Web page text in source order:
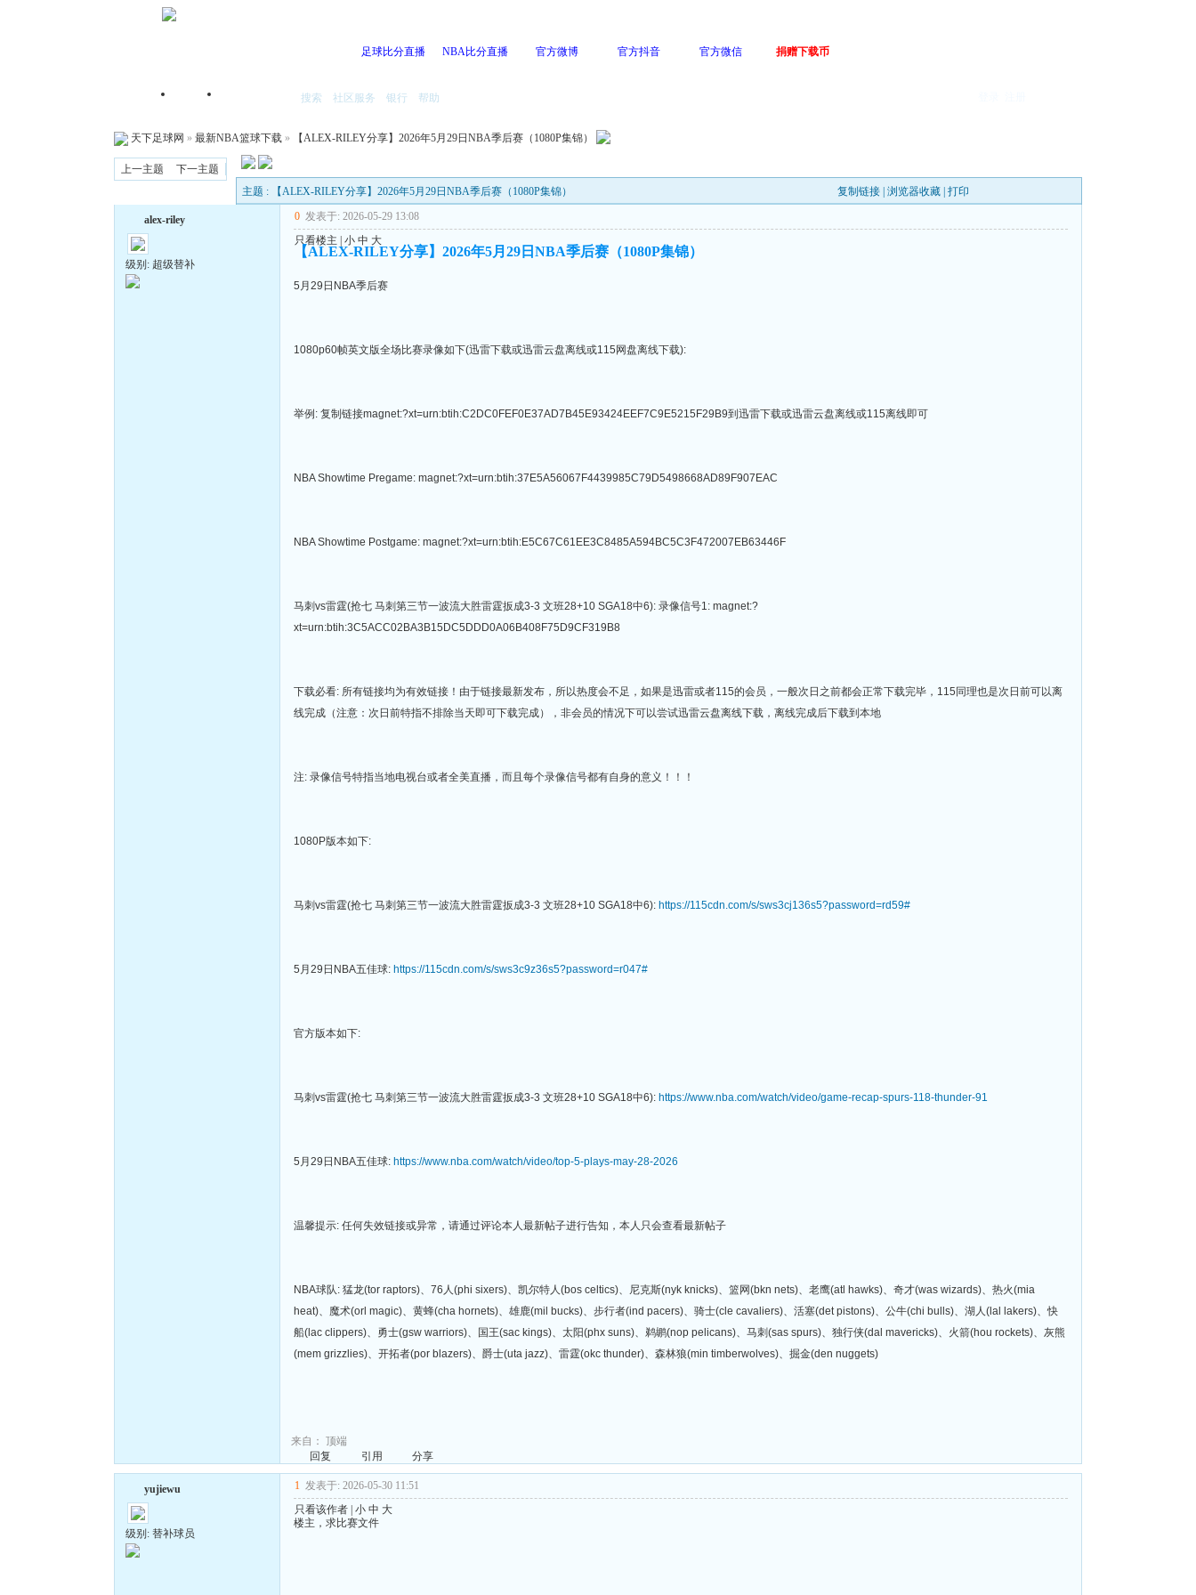
足球比分直播 NBA比分直播 官方微博 官方抖音 官方微信 捐赠下载币
首页 搜索 社区服务 银行 帮助
天下足球网 » 最新NBA篮球下载 » 【ALEX-RILEY分享】2026年5月29日NBA季后赛（1080P集锦）
上一主题
下一主题
主题 : 【ALEX-RILEY分享】2026年5月29日NBA季后赛（1080P集锦）
复制链接| 浏览器收藏| 打印
alex-riley
级别: 超级替补
0 发表于: 2026-05-29 13:08
只看楼主
小 中 大
【ALEX-RILEY分享】2026年5月29日NBA季后赛（1080P集锦）
5月29日NBA季后赛
1080p60帧英文版全场比赛录像如下(迅雷下载或迅雷云盘离线或115网盘离线下载):
举例: 复制链接magnet:?xt=urn:btih:C2DC0FEF0E37AD7B45E93424EEF7C9E5215F29B9到迅雷下载或迅雷云盘离线或115离线即可
NBA Showtime Pregame: magnet:?xt=urn:btih:37E5A56067F4439985C79D5498668AD89F907EAC
NBA Showtime Postgame: magnet:?xt=urn:btih:E5C67C61EE3C8485A594BC5C3F472007EB63446F
马刺vs雷霆(抢七 马刺第三节一波流大胜雷霆扳成3-3 文班28+10 SGA18中6): 录像信号1: magnet:?
xt=urn:btih:3C5ACC02BA3B15DC5DDD0A06B408F75D9CF319B8
下载必看: 所有链接均为有效链接！由于链接最新发布，所以热度会不足，如果是迅雷或者115的会员，一般次日之前都会正常下载完毕，115同理也是次日前可以离
线完成（注意：次日前特指不排除当天即可下载完成），非会员的情况下可以尝试迅雷云盘离线下载，离线完成后下载到本地
注: 录像信号特指当地电视台或者全美直播，而且每个录像信号都有自身的意义！！！
1080P版本如下:
马刺vs雷霆(抢七 马刺第三节一波流大胜雷霆扳成3-3 文班28+10 SGA18中6): https://115cdn.com/s/sws3cj136s5?password=rd59#
5月29日NBA五佳球: https://115cdn.com/s/sws3c9z36s5?password=r047#
官方版本如下:
马刺vs雷霆(抢七 马刺第三节一波流大胜雷霆扳成3-3 文班28+10 SGA18中6): https://www.nba.com/watch/video/game-recap-spurs-118-thunder-91
5月29日NBA五佳球: https://www.nba.com/watch/video/top-5-plays-may-28-2026
温馨提示: 任何失效链接或异常，请通过评论本人最新帖子进行告知，本人只会查看最新帖子
NBA球队: 猛龙(tor raptors)、76人(phi sixers)、凯尔特人(bos celtics)、尼克斯(nyk knicks)、篮网(bkn nets)、老鹰(atl hawks)、奇才(was wizards)、热火(mia
heat)、魔术(orl magic)、黄蜂(cha hornets)、雄鹿(mil bucks)、步行者(ind pacers)、骑士(cle cavaliers)、活塞(det pistons)、公牛(chi bulls)、湖人(lal lakers)、快
船(lac clippers)、勇士(gsw warriors)、国王(sac kings)、太阳(phx suns)、鹈鹕(nop pelicans)、马刺(sas spurs)、独行侠(dal mavericks)、火箭(hou rockets)、灰熊
(mem grizzlies)、开拓者(por blazers)、爵士(uta jazz)、雷霆(okc thunder)、森林狼(min timberwolves)、掘金(den nuggets)
来自： 顶端
回复
引用 分享
yujiewu
级别: 替补球员
1 发表于: 2026-05-30 11:51
只看该作者| 小 中 大
楼主，求比赛文件